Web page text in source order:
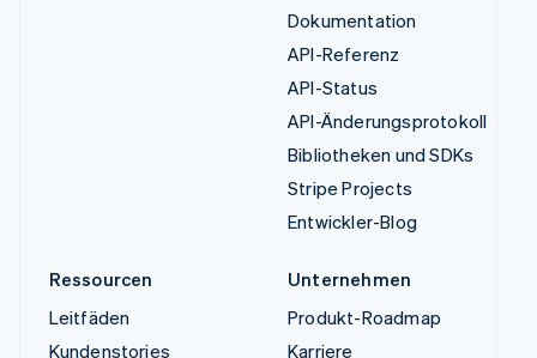
Dokumentation
API-Referenz
API-Status
API-Änderungsprotokoll
Bibliotheken und SDKs
Stripe Projects
Entwickler-Blog
Ressourcen
Leitfäden
Kundenstories
Unternehmen
Produkt-Roadmap
Karriere